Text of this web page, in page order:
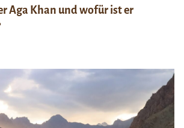
Aga Khan und wofür ist er